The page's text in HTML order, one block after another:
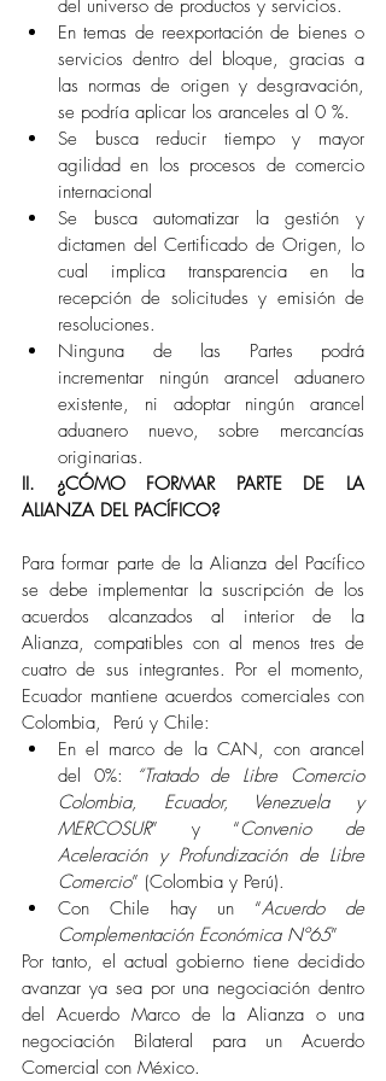
del universo de productos y servicios.
En temas de reexportación de bienes o
servicios dentro del bloque, gracias a
las normas de origen y desgravación,
se podría aplicar los aranceles al 0 %.
Se busca reducir tiempo y mayor
agilidad en los procesos de comercio
internacional
Se busca automatizar la gestión y
dictamen del Certificado de Origen, lo
cual implica transparencia en la
recepción de solicitudes y emisión de
resoluciones.
Ninguna de las Partes podrá
incrementar ningún arancel aduanero
existente, ni adoptar ningún arancel
aduanero nuevo, sobre mercancías
originarias.
II. ¿CÓMO FORMAR PARTE DE LA
ALIANZA DEL PACÍFICO?
Para formar parte de la Alianza del Pacífico
se debe implementar la suscripción de los
acuerdos alcanzados al interior de la
Alianza, compatibles con al menos tres de
cuatro de sus integrantes. Por el momento,
Ecuador mantiene acuerdos comerciales con
Colombia,  Perú y Chile:
En el marco de la CAN, con arancel
del 0%:
“Tratado de Libre Comercio
Colombia, Ecuador, Venezuela y
MERCOSUR” y “Convenio de
Aceleración y Profundización de Libre
Comercio” (Colombia y Perú).
Con Chile hay un “Acuerdo de
Complementación Económica Nº65”
Por tanto, el actual gobierno tiene decidido
avanzar ya sea por una negociación dentro
del Acuerdo Marco de la Alianza o una
negociación Bilateral para un Acuerdo
Comercial con México.